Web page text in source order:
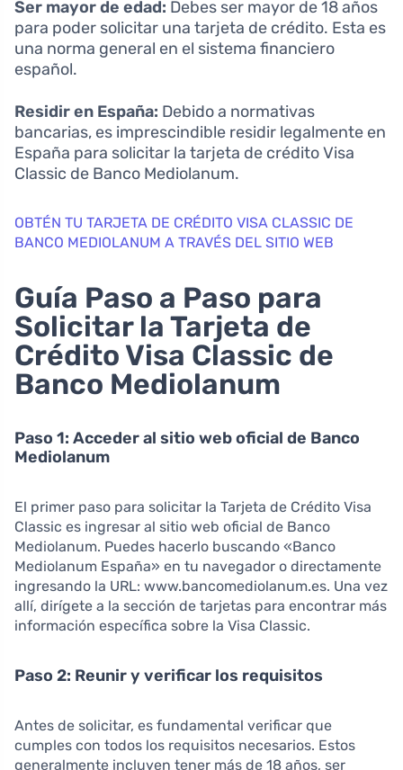
Ser mayor de edad: Debes ser mayor de 18 años
para poder solicitar una tarjeta de crédito. Esta es
una norma general en el sistema financiero
español.
Residir en España: Debido a normativas
bancarias, es imprescindible residir legalmente en
España para solicitar la tarjeta de crédito Visa
Classic de Banco Mediolanum.
OBTÉN TU TARJETA DE CRÉDITO VISA CLASSIC DE
BANCO MEDIOLANUM A TRAVÉS DEL SITIO WEB
Guía Paso a Paso para
Solicitar la Tarjeta de
Crédito Visa Classic de
Banco Mediolanum
Paso 1: Acceder al sitio web oficial de Banco
Mediolanum
El primer paso para solicitar la Tarjeta de Crédito Visa
Classic es ingresar al sitio web oficial de Banco
Mediolanum. Puedes hacerlo buscando «Banco
Mediolanum España» en tu navegador o directamente
ingresando la URL: www.bancomediolanum.es. Una vez
allí, dirígete a la sección de tarjetas para encontrar más
información específica sobre la Visa Classic.
Paso 2: Reunir y verificar los requisitos
Antes de solicitar, es fundamental verificar que
cumples con todos los requisitos necesarios. Estos
generalmente incluyen tener más de 18 años, ser